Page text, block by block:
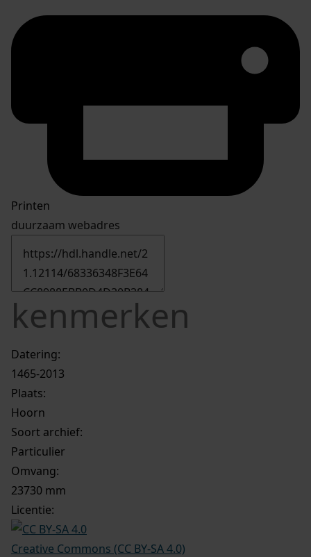
Printen
duurzaam webadres
kenmerken
Datering:
1465-2013
Plaats:
Hoorn
Soort archief:
Particulier
Omvang:
23730 mm
Licentie:
Creative Commons (CC BY-SA 4.0)